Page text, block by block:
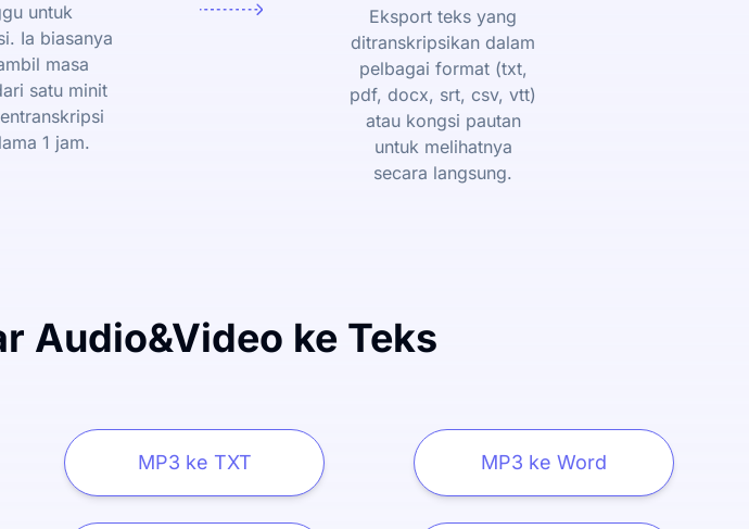
untuk
Ia biasanya
masa
satu minit
1 jam.
Eksport teks yang
ditranskripsikan dalam
pelbagai format (txt,
pdf, docx, srt, csv, vtt)
atau kongsi pautan
untuk melihatnya
secara langsung.
Audio&Video ke Teks
MP3 ke TXT MP3 ke Word